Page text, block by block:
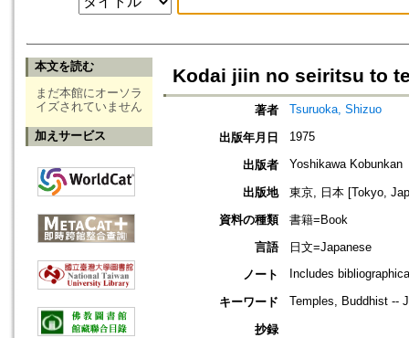
本文を読む
まだ本館にオーソラ
イズされていません
加えサービス
Kodai jiin no seiritsu to
著者 Tsuruoka, Shizuo
出版年月日 1975
出版者 Yoshikawa Kobunkan
出版地
東京, 日本 [Tokyo,
資料の種類
書籍=Book
言語
日文=Japanese
ノート
Includes
キーワード Temples, Buddhist --
抄録